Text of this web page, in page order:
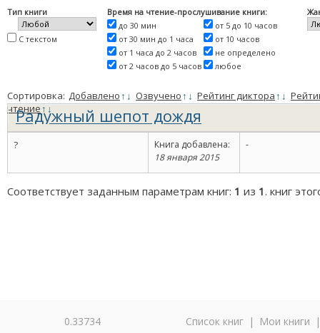
Тип книги
С текстом
Время на чтение-прослушивание книги:
до 30 мин
от 30 мин до 1 часа
от 1 часа до 2 часов
от 2 часов до 5 часов
от 5 до 10 часов
от 10 часов
не определено
любое
Сортировка: Добавлено↑ ↓ Озвучено↑ ↓ Рейтинг диктора↑ ↓
чтение↑↓
Радужный шепот дождя
?
Книга добавлена:
18 января 2015
-
Соответствует заданным параметрам книг: 1 из 1. книг
0.33734 Список книг | Мои книги |